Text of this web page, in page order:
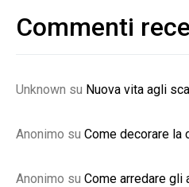
Commenti
Unknown su Nuova vita agli
Anonimo su Come decorare la
Anonimo su Come arredare gli